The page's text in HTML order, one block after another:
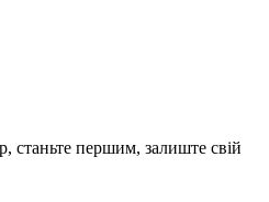
станьте першим, залиште свій